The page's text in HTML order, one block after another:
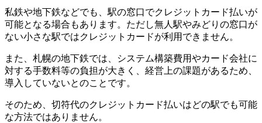
私鉄や地下鉄などでも、駅の窓口でクレジットカード払いが
可能となる場合もあります。ただし無人駅やみどりの窓口が
ない小さな駅ではクレジットカードが利用できません。
また、札幌の地下鉄では、システム構築費用やカード会社に
対する手数料等の負担が大きく、経営上の課題があるため、
導入していないとのことです。
そのため、切符代のクレジットカード払いはどの駅でも可能
な方法ではありません。